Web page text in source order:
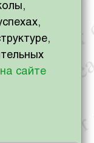
на сайте